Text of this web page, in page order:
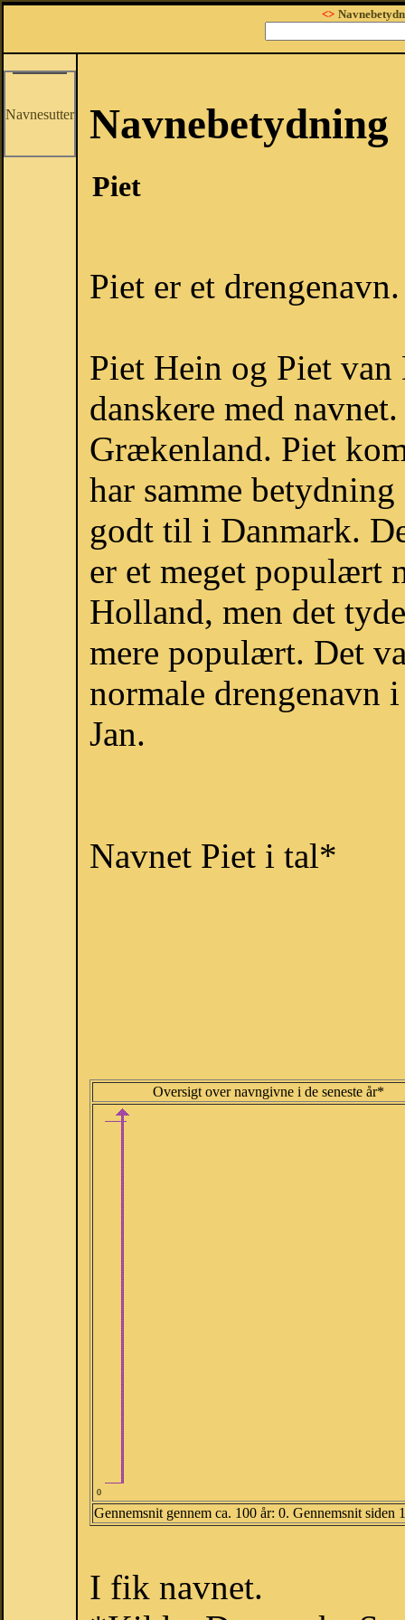
<>
Navnesutter Navnebetydning
Piet
Piet er et drengenavn.
Piet Hein og Piet van
danskere med
Grækenland. Piet
har samme
godt til i Danmark.
er et meget populært
Holland, men det
mere populært. Det
normale drengenavn
Jan.
Navnet Piet i tal*
Oversigt over navngivne i de seneste år*
0
Gennemsnit gennem ca. 100 år: 0. Gennemsnit siden
I fik navnet.